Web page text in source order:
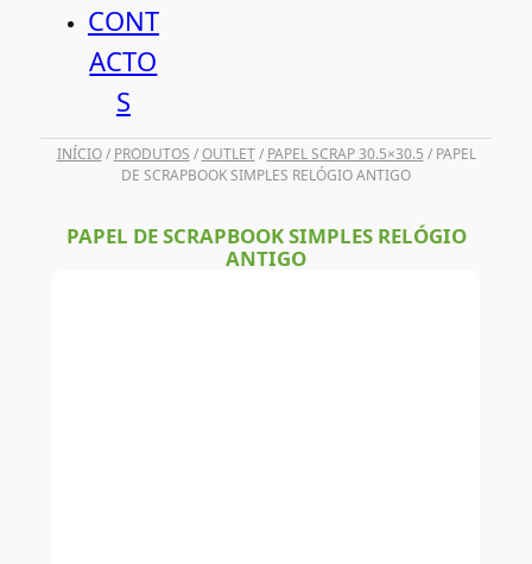
CONT
ACTO
S
INÍCIO/ PRODUTOS /OUTLET/ PAPEL SCRAP 30.5×30.5 / PAPEL
DE SCRAPBOOK SIMPLES RELÓGIO ANTIGO
PAPEL DE SCRAPBOOK SIMPLES RELÓGIO
ANTIGO